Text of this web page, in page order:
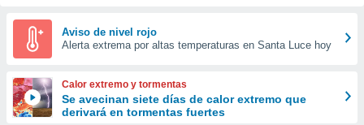
y
forma
digital
basada
Aviso de nivel rojo
Alerta extrema por altas temperaturas en Santa Luce hoy
Calor extremo y tormentas
Se avecinan siete días de calor extremo que
derivará en tormentas fuertes